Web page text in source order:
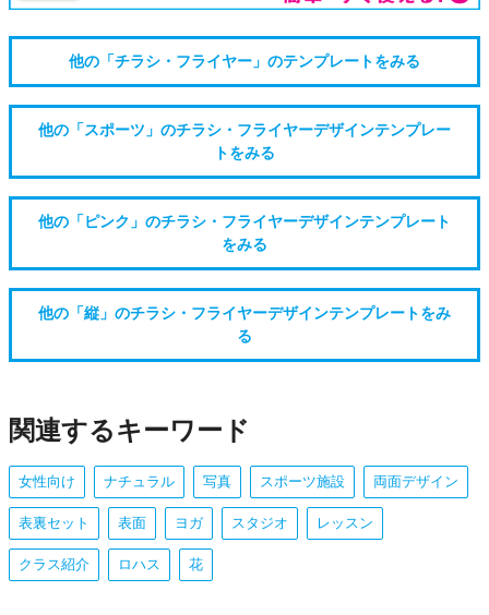
他の「チラシ・フライヤー」のテンプレートをみる
他の「スポーツ」のチラシ・フライヤーデザインテンプレー
トをみる
他の「ピンク」のチラシ・フライヤーデザインテンプレート
をみる
他の「縦」のチラシ・フライヤーデザインテンプレートをみ
る
関連するキーワード
女性向け ナチュラル 写真 スポーツ施設 両面デザイン
表裏セット 表面 ヨガ スタジオ レッスン
クラス紹介 ロハス 花